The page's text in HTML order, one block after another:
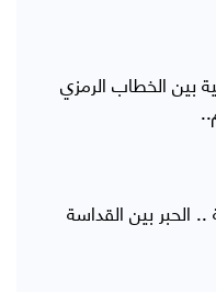
بين الخطاب الرمزي
الحبر بين القداسة